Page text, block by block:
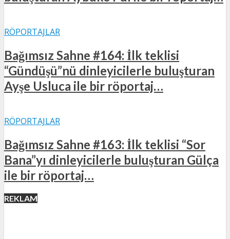
RÖPORTAJLAR
Bağımsız Sahne #164: İlk teklisi
“Gündüşü”nü dinleyicilerle buluşturan
Ayşe Usluca ile bir röportaj…
RÖPORTAJLAR
Bağımsız Sahne #163: İlk teklisi “Sor
Bana”yı dinleyicilerle buluşturan Gülça
ile bir röportaj…
REKLAM